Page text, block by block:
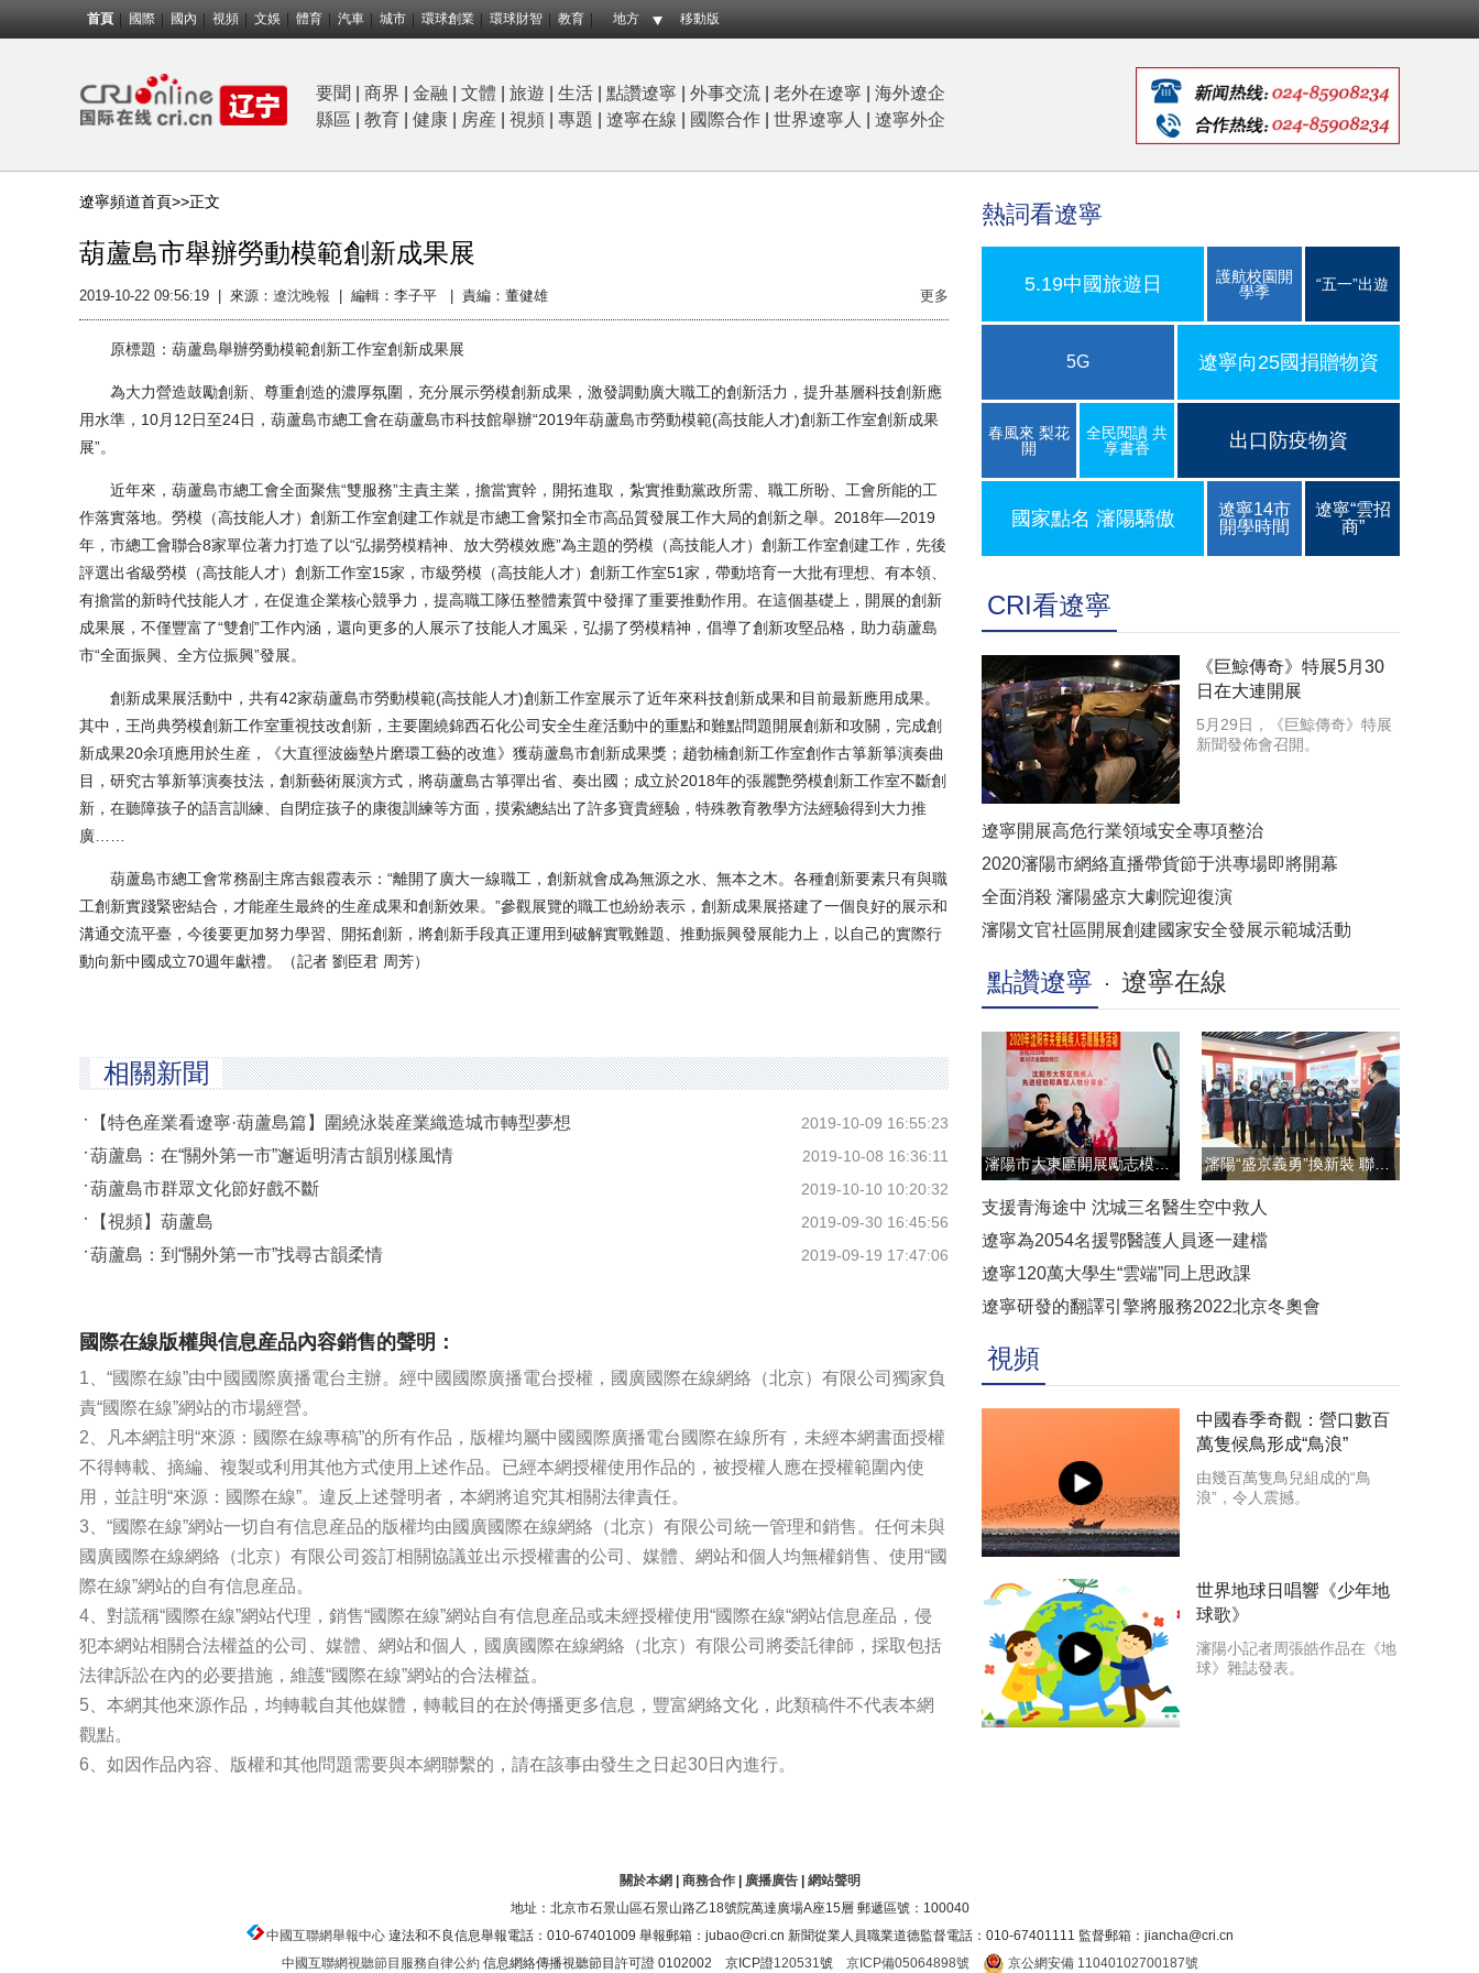
首頁 國際 國內 視頻 文娛 體育 汽車 城市 環球創業 環球財智 教育 地方 移動版
要聞 商界 金融 文體 旅遊 生活 點讚遼寧 外事交流 老外在遼寧
海外遼企
縣區
教育 健康 房産 視頻 專題 遼寧在線 國際合作 世界遼寧人 遼寧外企
遼寧頻道首頁>>正文
葫蘆島市舉辦勞動模範創新成果展
2019-10-22 09:56:19 來源： 遼沈晚報 編輯：李子平 | 責編：董健雄 更多
原標題：葫蘆島舉辦勞動模範創新工作室創新成果展
為大力營造鼓勵創新、尊重創造的濃厚氛圍，充分展示勞模創新成果，激發調動廣大職工的創新活力，提升基層科技創新應
用水準，10月12日至24日，葫蘆島市總工會在葫蘆島市科技館舉辦“2019年葫蘆島市勞動模範(高技能人才)創新工作室創新成果
展”。
近年來，葫蘆島市總工會全面聚焦“雙服務”主責主業，擔當實幹，開拓進取，紮實推動黨政所需、職工所盼、工會所能的工
作落實落地。勞模（高技能人才）創新工作室創建工作就是市總工會緊扣全市高品質發展工作大局的創新之舉。2018年—2019
年，市總工會聯合8家單位著力打造了以“弘揚勞模精神、放大勞模效應”為主題的勞模（高技能人才）創新工作室創建工作，先後
評選出省級勞模（高技能人才）創新工作室15家，市級勞模（高技能人才）創新工作室51家，帶動培育一大批有理想、有本領、
有擔當的新時代技能人才，在促進企業核心競爭力，提高職工隊伍整體素質中發揮了重要推動作用。在這個基礎上，開展的創新
成果展，不僅豐富了“雙創”工作內涵，還向更多的人展示了技能人才風采，弘揚了勞模精神，倡導了創新攻堅品格，助力葫蘆島
市“全面振興、全方位振興”發展。
創新成果展活動中，共有42家葫蘆島市勞動模範(高技能人才)創新工作室展示了近年來科技創新成果和目前最新應用成果。
其中，王尚典勞模創新工作室重視技改創新，主要圍繞錦西石化公司安全生産活動中的重點和難點問題開展創新和攻關，完成創
新成果20余項應用於生産，《大直徑波齒墊片磨環工藝的改進》獲葫蘆島市創新成果獎；趙勃楠創新工作室創作古箏新箏演奏曲
目，研究古箏新箏演奏技法，創新藝術展演方式，將葫蘆島古箏彈出省、奏出國；成立於2018年的張麗艷勞模創新工作室不斷創
新，在聽障孩子的語言訓練、自閉症孩子的康復訓練等方面，摸索總結出了許多寶貴經驗，特殊教育教學方法經驗得到大力推
廣……
葫蘆島市總工會常務副主席吉銀霞表示：“離開了廣大一線職工，創新就會成為無源之水、無本之木。各種創新要素只有與職
工創新實踐緊密結合，才能産生最終的生産成果和創新效果。”參觀展覽的職工也紛紛表示，創新成果展搭建了一個良好的展示和
溝通交流平臺，今後要更加努力學習、開拓創新，將創新手段真正運用到破解實戰難題、推動振興發展能力上，以自己的實際行
動向新中國成立70週年獻禮。（記者 劉臣君 周芳）
相關新聞
2019-10-09 16:55:23
【特色産業看遼寧·葫蘆島篇】圍繞泳裝産業織造城市轉型夢想
2019-10-08 16:36:11
葫蘆島：在“關外第一市”邂逅明清古韻別樣風情
2019-10-10 10:20:32
葫蘆島市群眾文化節好戲不斷
2019-09-30 16:45:56
【視頻】葫蘆島
2019-09-19 17:47:06
葫蘆島：到“關外第一市”找尋古韻柔情
國際在線版權與信息産品內容銷售的聲明：
1、“國際在線”由中國國際廣播電台主辦。經中國國際廣播電台授權，國廣國際在線網絡（北京）有限公司獨家負
責“國際在線”網站的市場經營。
2、凡本網註明“來源：國際在線專稿”的所有作品，版權均屬中國國際廣播電台國際在線所有，未經本網書面授權
不得轉載、摘編、複製或利用其他方式使用上述作品。已經本網授權使用作品的，被授權人應在授權範圍內使
用，並註明“來源：國際在線”。違反上述聲明者，本網將追究其相關法律責任。
3、“國際在線”網站一切自有信息産品的版權均由國廣國際在線網絡（北京）有限公司統一管理和銷售。任何未與
國廣國際在線網絡（北京）有限公司簽訂相關協議並出示授權書的公司、媒體、網站和個人均無權銷售、使用“國
際在線”網站的自有信息産品。
4、對謊稱“國際在線”網站代理，銷售“國際在線”網站自有信息産品或未經授權使用“國際在線“網站信息産品，侵
犯本網站相關合法權益的公司、媒體、網站和個人，國廣國際在線網絡（北京）有限公司將委託律師，採取包括
法律訴訟在內的必要措施，維護“國際在線”網站的合法權益。
5、本網其他來源作品，均轉載自其他媒體，轉載目的在於傳播更多信息，豐富網絡文化，此類稿件不代表本網
觀點。
6、如因作品內容、版權和其他問題需要與本網聯繫的，請在該事由發生之日起30日內進行。
熱詞看遼寧
5.19中國旅遊日
護航校園開
學季
“五一”出遊
5G 遼寧向25國捐贈物資
春風來 梨花
開
全民閱讀 共
享書香
出口防疫物資
國家點名 瀋陽驕傲
遼寧14市
開學時間
遼寧“雲招
商”
CRI看遼寧
《巨鯨傳奇》特展5月30
日在大連開展
5月29日，《巨鯨傳奇》特展
新聞發佈會召開。
遼寧開展高危行業領域安全專項整治
2020瀋陽市網絡直播帶貨節于洪專場即將開幕
全面消殺 瀋陽盛京大劇院迎復演
瀋陽文官社區開展創建國家安全發展示範城活動
點讚遼寧 遼寧在線
瀋陽市大東區開展勵志模範雲直播訪談活動
支援青海途中 沈城三名醫生空中救人
遼寧為2054名援鄂醫護人員逐一建檔
遼寧120萬大學生“雲端”同上思政課
遼寧研發的翻譯引擎將服務2022北京冬奧會
視頻
中國春季奇觀：營口數百
萬隻候鳥形成“鳥浪”
由幾百萬隻鳥兒組成的“鳥
浪”，令人震撼。
世界地球日唱響《少年地
球歌》
瀋陽小記者周張皓作品在《地
球》雜誌發表。
關於本網 商務合作| 廣播廣告| 網站聲明
地址：北京市石景山區石景山路乙18號院萬達廣場A座15層 郵遞區號：100040
中國互聯網舉報中心違法和不良信息舉報電話：010-67401009 舉報郵箱：jubao@cri.cn 新聞從業人員職業道德監督電話：010-67401111 監督郵箱：jiancha@cri.cn
中國互聯網視聽節目服務自律公約信息網絡傳播視聽節目許可證 0102002 京ICP證120531號 京ICP備05064898號 京公網安備 11040102700187號